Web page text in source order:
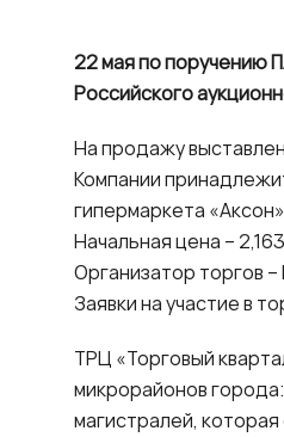
22 мая по поручению
Российского
На продажу
Компании
гипермаркета
Начальная цена –
Организатор торгов
Заявки на участие в
ТРЦ «Торговый
микрорайонов
магистралей,